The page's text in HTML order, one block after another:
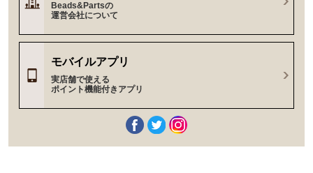
Beads&Partsの
運営会社について
モバイルアプリ
実店舗で使える
ポイント機能付きアプリ